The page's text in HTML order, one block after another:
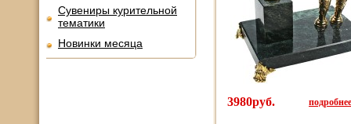
Сувениры курительной
тематики
Новинки месяца
3980руб.